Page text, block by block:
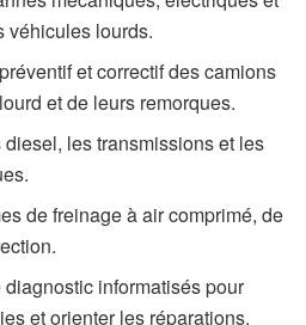
véhicules lourds.
et correctif des camions
et de leurs remorques.
les transmissions et les
de freinage à air comprimé, de
informatisés pour
et orienter les réparations.